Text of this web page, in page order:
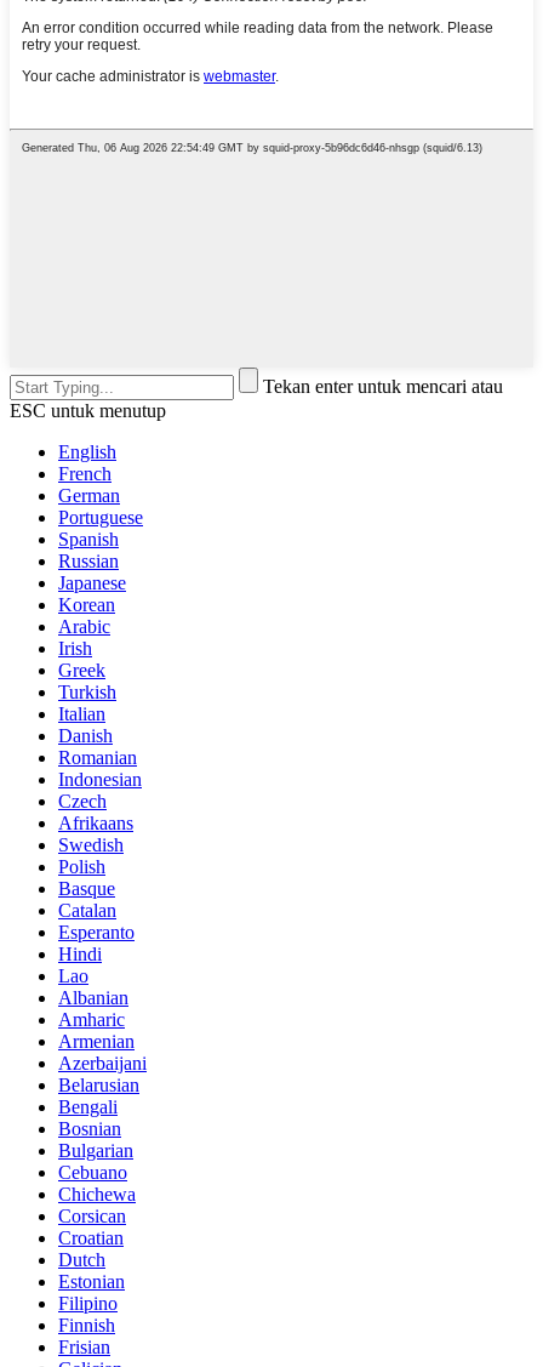
Tekan enter untuk mencari atau
ESC untuk menutup
English
French
German
Portuguese
Spanish
Russian
Japanese
Korean
Arabic
Irish
Greek
Turkish
Italian
Danish
Romanian
Indonesian
Czech
Afrikaans
Swedish
Polish
Basque
Catalan
Esperanto
Hindi
Lao
Albanian
Amharic
Armenian
Azerbaijani
Belarusian
Bengali
Bosnian
Bulgarian
Cebuano
Chichewa
Corsican
Croatian
Dutch
Estonian
Filipino
Finnish
Frisian